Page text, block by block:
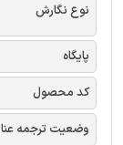
نوع نگارش
پایگاه
کد محصول
وضعیت ترجمه